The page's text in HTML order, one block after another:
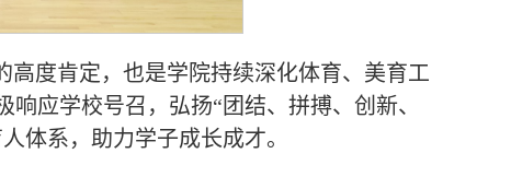
度肯定，也是学院持续深化体育、美育工
应学校号召，弘扬“团结、拼搏、创新、
体系，助力学子成长成才。